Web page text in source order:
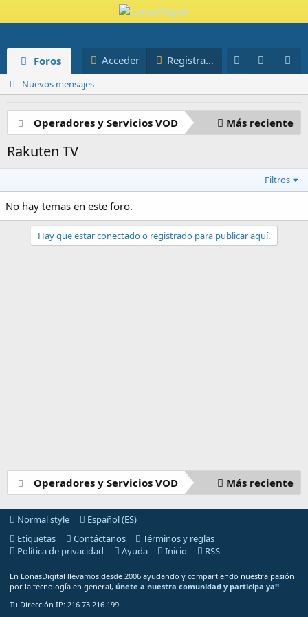
Foros Blog
Acceder
Registrarse
Nuevos mensajes
Operadores y Servicios VOD Más reciente
Rakuten TV
Filtros
No hay temas en este foro.
Hay que estar conectado o registrado para publicar aquí.
Operadores y Servicios VOD Más reciente
Normal style
Español (ES)
Etiquetas
Contáctanos
Términos y reglas
Política de privacidad
Ayuda Inicio RSS
En LonasDigital llevamos desde 2006 ayudando y compartiendo nuestra pasión
por la tecnología en general, únete a nuestra comunidad y participa ya!!
Tu Dirección IP: 216.73.216.199